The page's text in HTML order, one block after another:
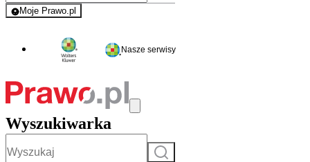
Moje Prawo.pl
- rejestracja i logowanie do serwisu
Nasze serwisy
Wyszukiwarka
Szukaj